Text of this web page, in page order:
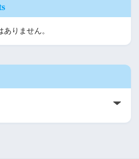
りません。